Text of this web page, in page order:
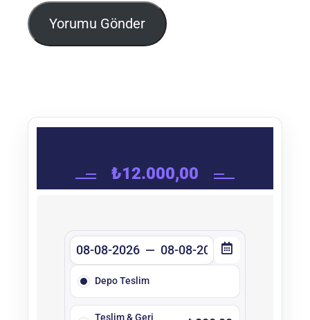
Yorumu Gönder
₺12.000,00
Depo Teslim
Teslim & Geri